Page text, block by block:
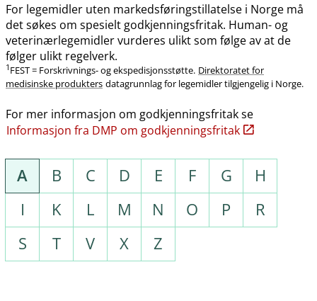
For legemidler uten markedsføringstillatelse i Norge må
det søkes om spesielt godkjenningsfritak. Human- og
veterinærlegemidler vurderes ulikt som følge av at de
følger ulikt regelverk.
1 FEST = Forskrivnings- og ekspedisjonsstøtte. Direktoratet for
medisinske produkters datagrunnlag for legemidler tilgjengelig i Norge.
For mer informasjon om godkjenningsfritak se
Informasjon fra DMP om godkjenningsfritak
A B C D E F G
H
I
K L M N O P
R
S
T V X Z